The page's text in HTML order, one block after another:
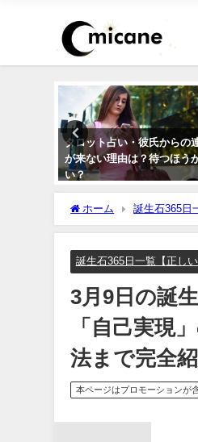
相性占い・既婚者同士の恋
ダブル不倫（W不倫）は成
る？【霊視真剣】
ホーム 誕生石365日
「クリソプレーズ」のス
誕生石365日一覧【正しい
3月9日の誕
「自己実現
法まで完全紹
本ページはプロモーションが